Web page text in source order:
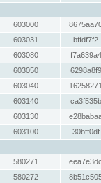
603000
603031
603080
603050
603040
603140
603130
603100
580271
580272